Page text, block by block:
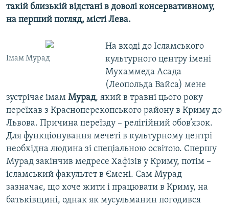
такій близькій відстані в доволі консервативному,
на перший погляд, місті Лева.
Імам Мурад
На вході до Ісламського
культурного центру імені
Мухаммеда Асада
(Леопольда Вайса) мене
зустрічає імам Мурад, який в травні цього року
переїхав з Красноперекопського району в Криму до
Львова. Причина переїзду – релігійний обов’язок.
Для функціонування мечеті в культурному центрі
необхідна людина зі спеціальною освітою. Спершу
Мурад закінчив медресе Хафізів у Криму, потім –
ісламський факультет в Ємені. Сам Мурад
зазначає, що хоче жити і працювати в Криму, на
батьківщині, однак як мусульманин погодився